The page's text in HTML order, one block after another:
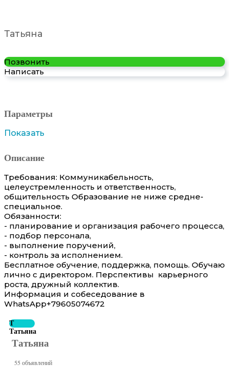
Татьяна
Позвонить
Написать
Параметры
Показать
Описание
Требования: Коммуникабельность,
целеустремленность и ответственность,
общительность Образование не ниже средне-
специальное.
Обязанности:
- планирование и организация рабочего процесса,
- подбор персонала,
- выполнение поручений,
- контроль за исполнением.
Бесплатное обучение, поддержка, помощь. Обучаю
лично с директором. Перспективы карьерного
роста, дружный коллектив.
Информация и собеседование в
WhatsApp+79605074672
Т
Татьяна
Татьяна
55 объявлений